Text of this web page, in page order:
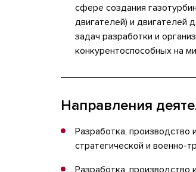
сфере создания
двигателей) и двигателей
задач разработки и
конкурентоспособных на
Направления
Разработка, производство
стратегической и военно-
Разработка,